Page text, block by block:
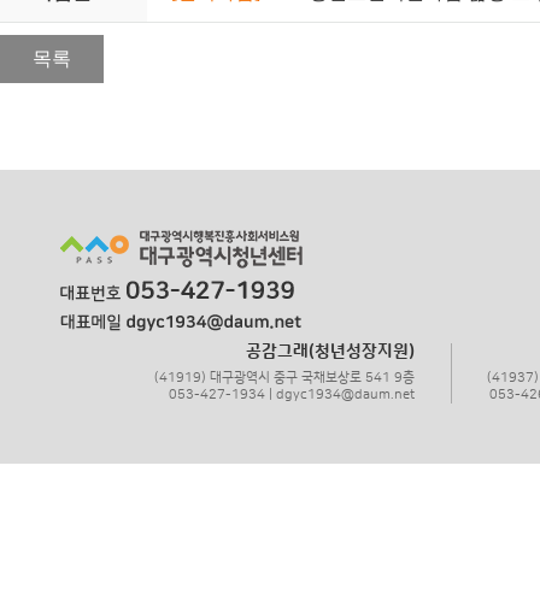
목록
공감그래(청년성장지원)
(41919) 대구광역시 중구 국채보상로 541 9층
053-427-1934 | dgyc1934@daum.net
(41937)
053-